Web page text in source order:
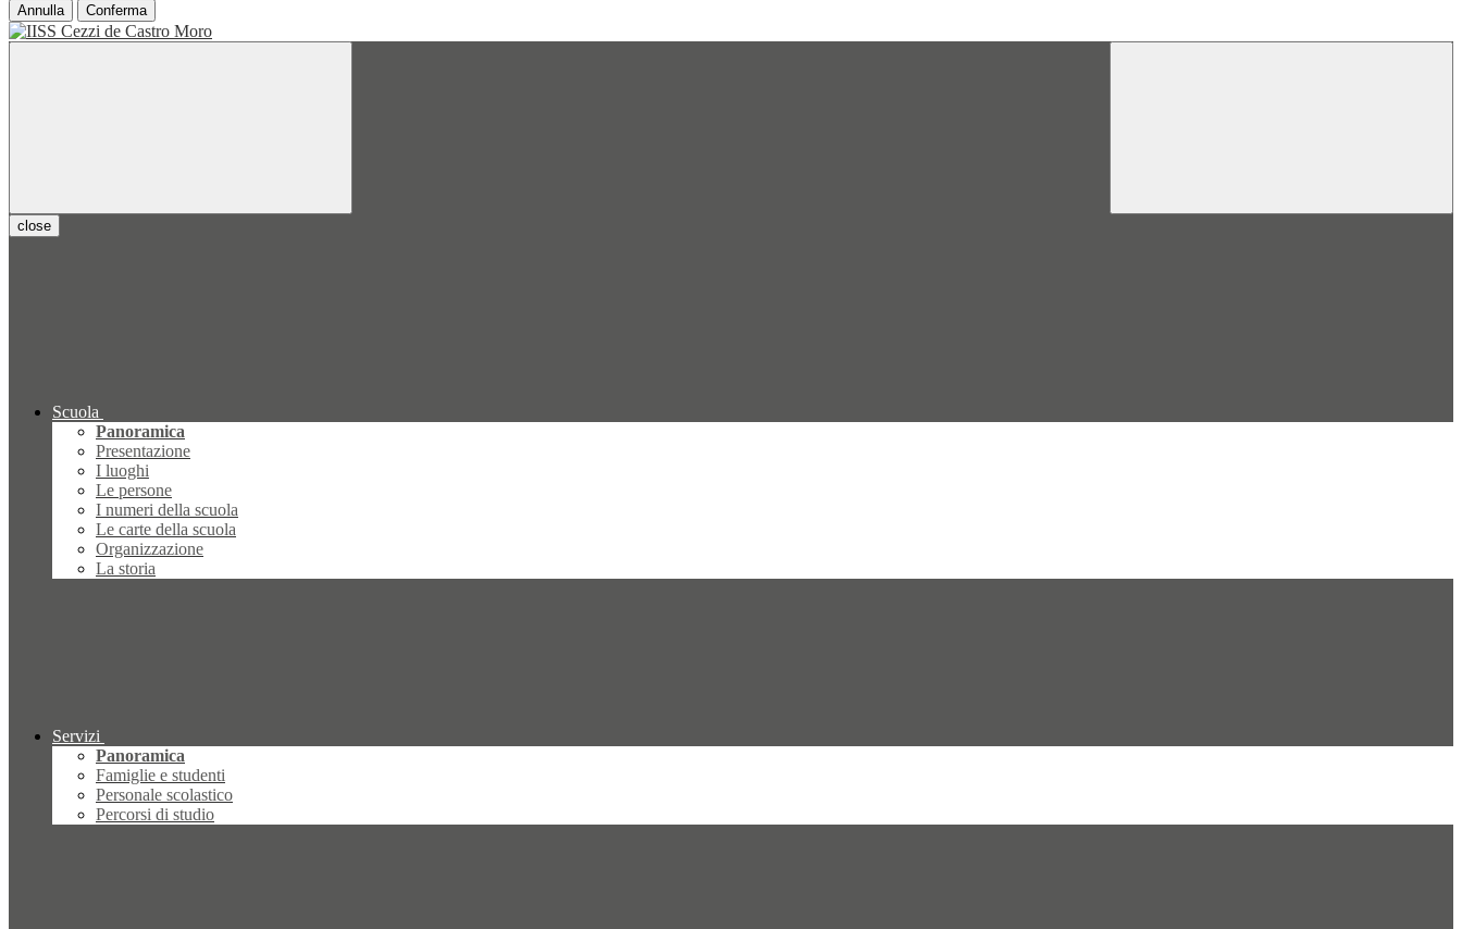
Annulla Conferma
close
Scuola
Panoramica
Presentazione
I luoghi
Le persone
I numeri della scuola
Le carte della scuola
Organizzazione
La storia
Servizi
Panoramica
Famiglie e studenti
Personale scolastico
Percorsi di studio